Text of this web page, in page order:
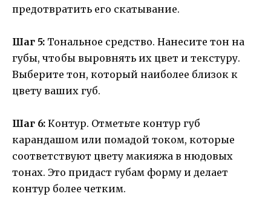
предотвратить его скатывание.
Шаг 5: Тональное средство. Нанесите тон на
губы, чтобы выровнять их цвет и текстуру.
Выберите тон, который наиболее близок к
цвету ваших губ.
Шаг 6: Контур. Отметьте контур губ
карандашом или помадой током, которые
соответствуют цвету макияжа в нюдовых
тонах. Это придаст губам форму и делает
контур более четким.